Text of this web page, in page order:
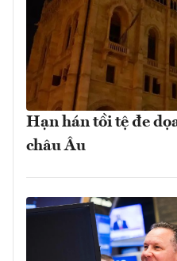
Hạn hán tồi tệ đe
châu Âu